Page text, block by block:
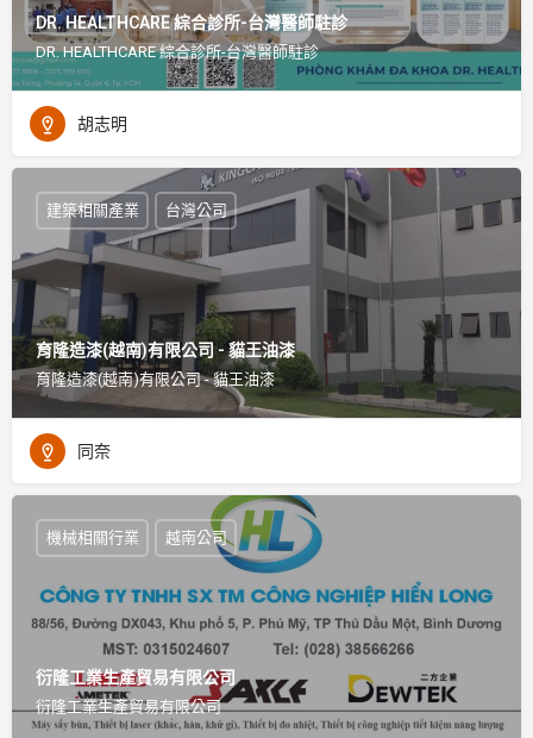
DR. HEALTHCARE 綜合診所-台灣醫師駐診
DR. HEALTHCARE 綜合診所-台灣醫師駐診
胡志明
育隆造漆(越南)有限公司 - 貓王油漆
育隆造漆(越南)有限公司 - 貓王油漆
建築相關產業 台灣公司
同奈
衍隆工業生產貿易有限公司
衍隆工業生產貿易有限公司
機械相關行業 越南公司